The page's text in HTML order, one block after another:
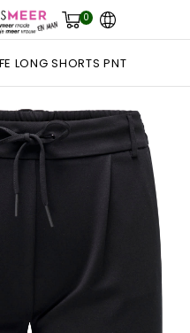
0
LONG SHORTS PNT